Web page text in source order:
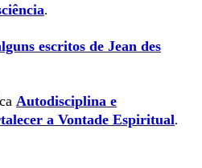
.
escritos de Jean des
Autodisciplina e
a Vontade Espiritual.